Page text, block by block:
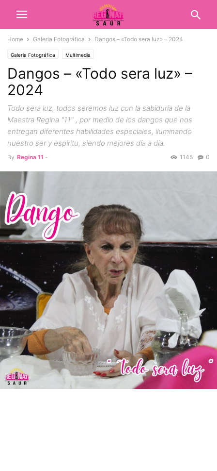
Home Galeria Fotográfica Dangos – «Todo sera luz» – 2024
Galeria Fotográfica Multimedia
Dangos – «Todo sera luz» –
2024
Todo sera luz, todos seremos luz con la sabiduría de la
Maestra Regina "11" , por medio de los dangos que nos
entregan diferentes habilidades especiales, iluminando
nuestro ser y espiritu, siendo mejores día a día.
By Regina 11 - 0
1145